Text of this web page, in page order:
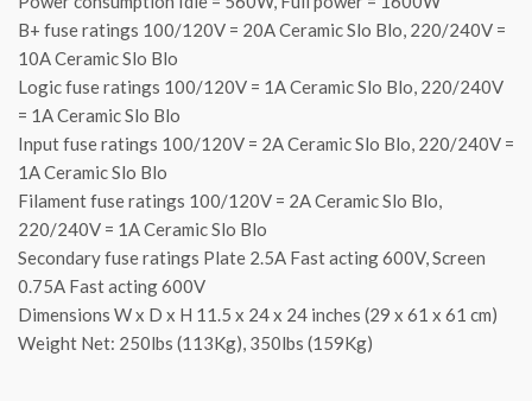
B+ fuse ratings 100/120V = 20A Ceramic Slo Blo, 220/240V =
10A Ceramic Slo Blo
Logic fuse ratings 100/120V = 1A Ceramic Slo Blo, 220/240V
= 1A Ceramic Slo Blo
Input fuse ratings 100/120V = 2A Ceramic Slo Blo, 220/240V =
1A Ceramic Slo Blo
Filament fuse ratings 100/120V = 2A Ceramic Slo Blo,
220/240V = 1A Ceramic Slo Blo
Secondary fuse ratings Plate 2.5A Fast acting 600V, Screen
0.75A Fast acting 600V
Dimensions W x D x H 11.5 x 24 x 24 inches (29 x 61 x 61 cm)
Weight Net: 250lbs (113Kg), 350lbs (159Kg)